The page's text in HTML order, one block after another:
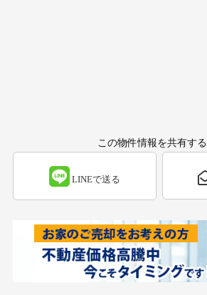
この物件情報を共有する
LINEで送る